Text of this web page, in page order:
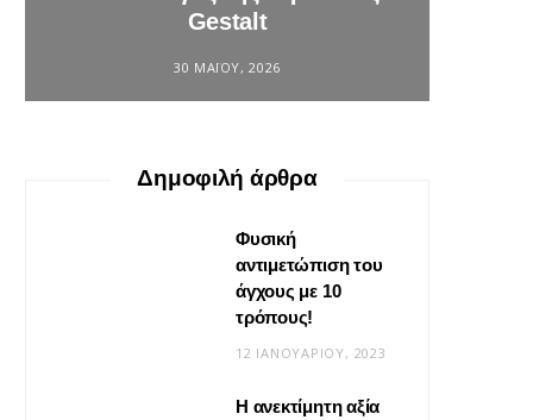
Gestalt
30 ΜΑΪ́ΟΥ, 2026
Δημοφιλή άρθρα
Φυσική
αντιμετώπιση του
άγχους με 10
τρόπους!
12 ΙΑΝΟΥΑΡΊΟΥ, 2023
Η ανεκτίμητη αξία